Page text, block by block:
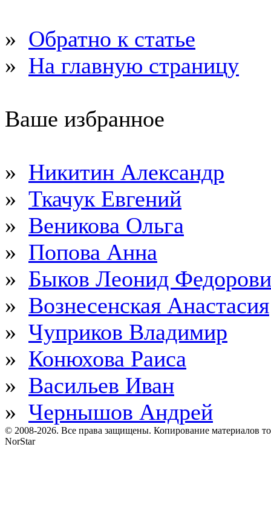
» Обратно к статье
» На главную страницу
Ваше избранное
» Никитин Александр
» Ткачук Евгений
» Веникова Ольга
» Попова Анна
» Быков Леонид
» Вознесенская Анастасия
» Чуприков Владимир
» Конюхова Раиса
» Васильев Иван
» Чернышов Андрей
© 2008-2026. Все права защищены. Копирование материалов
NorStar